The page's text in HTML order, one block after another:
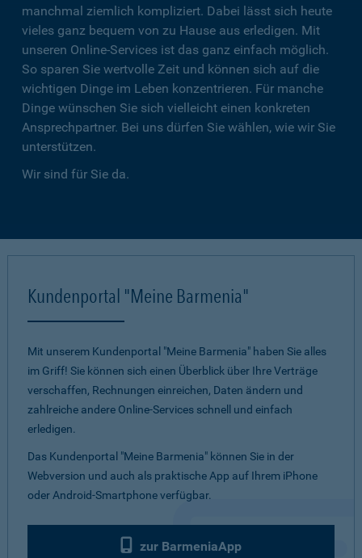
manchmal ziemlich kompliziert. Dabei lässt sich heute
vieles ganz bequem von zu Hause aus erledigen. Mit
unseren Online-Services ist das ganz einfach möglich.
So sparen Sie wertvolle Zeit und können sich auf die
wichtigen Dinge im Leben konzentrieren. Für manche
Dinge wünschen Sie sich vielleicht einen konkreten
Ansprechpartner. Bei uns dürfen Sie wählen, wie wir Sie
unterstützen.
Wir sind für Sie da.
Kundenportal "Meine Barmenia"
Mit unserem Kundenportal "Meine Barmenia" haben Sie alles
im Griff! Sie können sich einen Überblick über Ihre Verträge
verschaffen, Rechnungen einreichen, Daten ändern und
zahlreiche andere Online-Services schnell und einfach
erledigen.
Das Kundenportal "Meine Barmenia" können Sie in der
Webversion und auch als praktische App auf Ihrem iPhone
oder Android-Smartphone verfügbar.
zur BarmeniaApp